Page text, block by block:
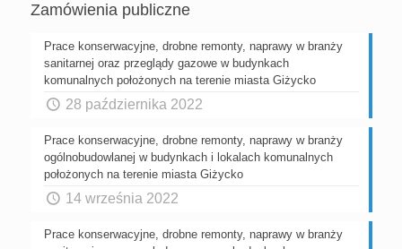
Zamówienia publiczne
Prace konserwacyjne, drobne remonty, naprawy w branży
sanitarnej oraz przeglądy gazowe w budynkach
komunalnych położonych na terenie miasta Giżycko
28 października 2022
Prace konserwacyjne, drobne remonty, naprawy w branży
ogólnobudowlanej w budynkach i lokalach komunalnych
położonych na terenie miasta Giżycko
14 września 2022
Prace konserwacyjne, drobne remonty, naprawy w branży